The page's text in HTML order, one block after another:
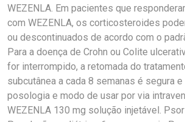
WEZENLA. Em pacientes que
com WEZENLA, os corticosteroides
ou descontinuados de acordo com o
Para a doença de Crohn ou Colite
for interrompido, a retomada do
subcutânea a cada 8 semanas é segura
posologia e modo de usar por via
WEZENLA 130 mg solução injetável.